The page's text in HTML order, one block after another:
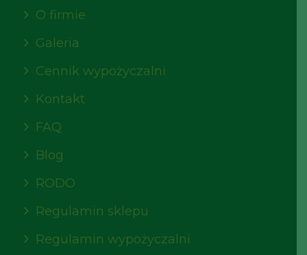
O firmie
Galeria
Cennik wypożyczalni
Kontakt
FAQ
Blog
RODO
Regulamin sklepu
Regulamin wypożyczalni